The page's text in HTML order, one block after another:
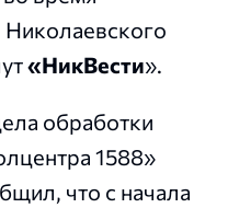
Николаевского
«НикВести».
обработки
1588»
что с начала